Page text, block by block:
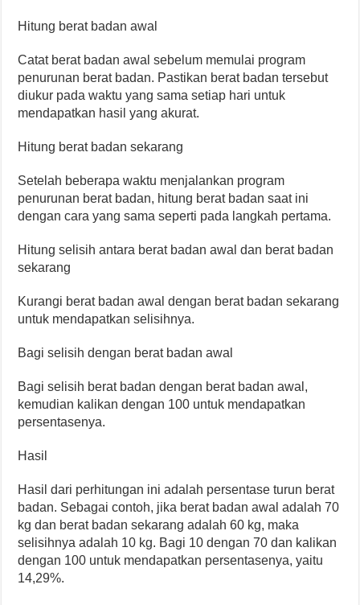
Hitung berat badan awal
Catat berat badan awal sebelum memulai program
penurunan berat badan. Pastikan berat badan tersebut
diukur pada waktu yang sama setiap hari untuk
mendapatkan hasil yang akurat.
Hitung berat badan sekarang
Setelah beberapa waktu menjalankan program
penurunan berat badan, hitung berat badan saat ini
dengan cara yang sama seperti pada langkah pertama.
Hitung selisih antara berat badan awal dan berat badan
sekarang
Kurangi berat badan awal dengan berat badan sekarang
untuk mendapatkan selisihnya.
Bagi selisih dengan berat badan awal
Bagi selisih berat badan dengan berat badan awal,
kemudian kalikan dengan 100 untuk mendapatkan
persentasenya.
Hasil
Hasil dari perhitungan ini adalah persentase turun berat
badan. Sebagai contoh, jika berat badan awal adalah 70
kg dan berat badan sekarang adalah 60 kg, maka
selisihnya adalah 10 kg. Bagi 10 dengan 70 dan kalikan
dengan 100 untuk mendapatkan persentasenya, yaitu
14,29%.